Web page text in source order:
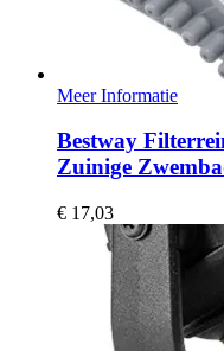
Meer Informatie
Bestway
Zuinige
€ 17,03